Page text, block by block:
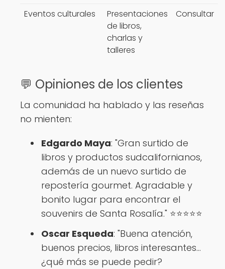
Eventos culturales
Presentaciones
de libros,
charlas y
talleres
Consultar
💬 Opiniones de los clientes
La comunidad ha hablado y las reseñas
no mienten:
Edgardo Maya: "Gran surtido de
libros y productos sudcalifornianos,
además de un nuevo surtido de
repostería gourmet. Agradable y
bonito lugar para encontrar el
souvenirs de Santa Rosalía." ⭐⭐⭐⭐⭐
Oscar Esqueda: "Buena atención,
buenos precios, libros interesantes…
¿qué más se puede pedir?